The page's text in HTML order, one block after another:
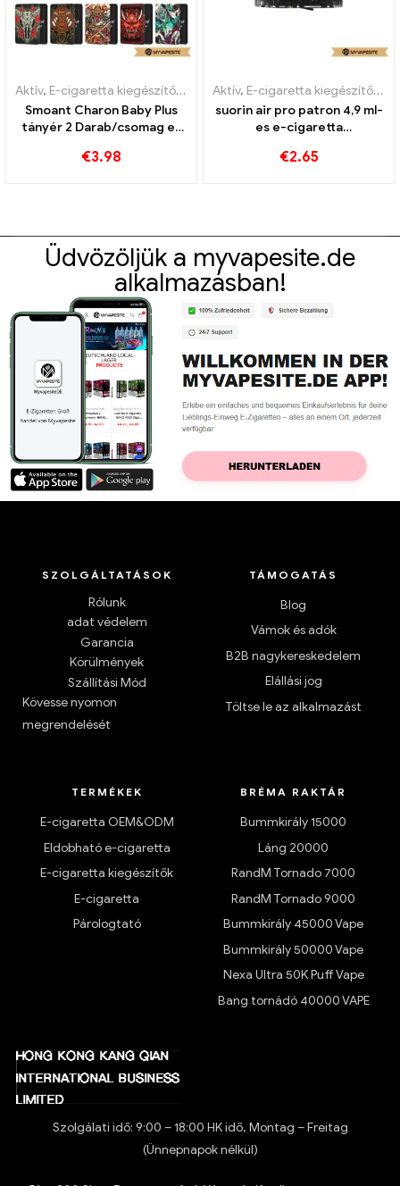
Aktív, E-cigaretta kiegészítők ,
Párologtató
Smoant Charon Baby Plus
tányér 2 Darab/csomag e-
丨Egyedi
€3.98
Aktív, E-cigaretta kiegészítők ,
suorin air pro patron 4,9 ml-
es e-cigaretta
€2.65
Üdvözöljük a myvapesite.de
alkalmazásban!
SZOLGÁLTATÁSOK
Rólunk
adat védelem
Garancia
Körülmények
Szállítási Mód
Kövesse nyomon
megrendelését
TÁMOGATÁS
Blog
Vámok és adók
B2B nagykereskedelem
Elállási jog
Töltse le az alkalmazást
TERMÉKEK
E-cigaretta OEM&ODM
Eldobható e-cigaretta
E-cigaretta kiegészítők
E-cigaretta
Párologtató
BRÉMA RAKTÁR
Bummkirály 15000
Láng 20000
RandM Tornado 7000
RandM Tornado 9000
Bummkirály 45000 Vape
Bummkirály 50000 Vape
Nexa Ultra 50K Puff Vape
Bang tornádó 40000 VAPE
Szolgálati idő: 9:00 – 18:00 HK idő, Montag – Freitag
(Ünnepnapok nélkül)